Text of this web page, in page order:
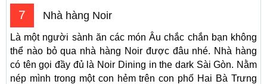
7 Nhà hàng Noir
Là một người sành ăn các món Âu chắc chắn bạn không
thể nào bỏ qua nhà hàng Noir được đâu nhé. Nhà hàng
có tên gọi đầy đủ là Noir Dining in the dark Sài Gòn. Nằm
nép mình trong một con hẻm trên con phố Hai Bà Trưng